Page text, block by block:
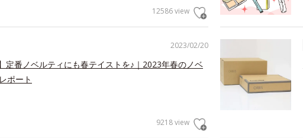
12586 view
2023/02/20
定番ノベルティにも春テイストを♪｜2023年春のノベ
ポート
9218 view